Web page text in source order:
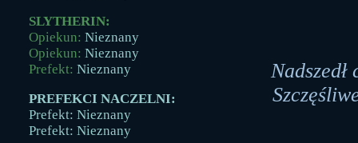
SLYTHERIN:
Opiekun: Nieznany
Opiekun: Nieznany
Prefekt: Nieznany
PREFEKCI NACZELNI:
Prefekt: Nieznany
Prefekt: Nieznany